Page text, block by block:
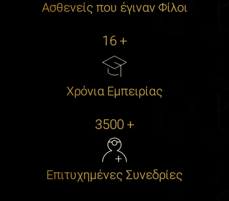
Ασθενείς που έγιναν Φίλοι
16 +
Χρόνια Εμπειρίας
3500 +
Επιτυχημένες Συνεδρίες